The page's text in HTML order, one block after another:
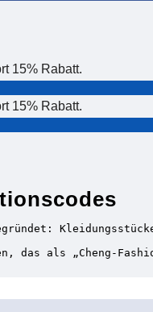
15% Rabatt.
15% Rabatt.
das als